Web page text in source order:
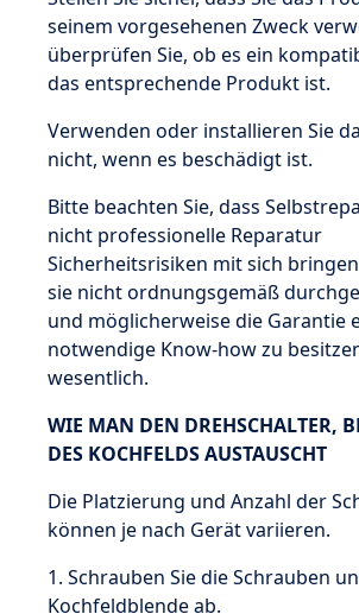
seinem vorgesehenen Zweck
überprüfen Sie, ob es ein
das entsprechende Produkt ist.
Verwenden oder installieren Sie
nicht, wenn es beschädigt ist.
Bitte beachten Sie, dass
nicht professionelle Reparatur
Sicherheitsrisiken mit sich
sie nicht ordnungsgemäß
und möglicherweise die Garantie
notwendige Know-how zu
wesentlich.
WIE MAN DEN DREHSCHALTER,
DES KOCHFELDS AUSTAUSCHT
Die Platzierung und Anzahl der
können je nach Gerät variieren.
1. Schrauben Sie die Schrauben
Kochfeldblende ab.